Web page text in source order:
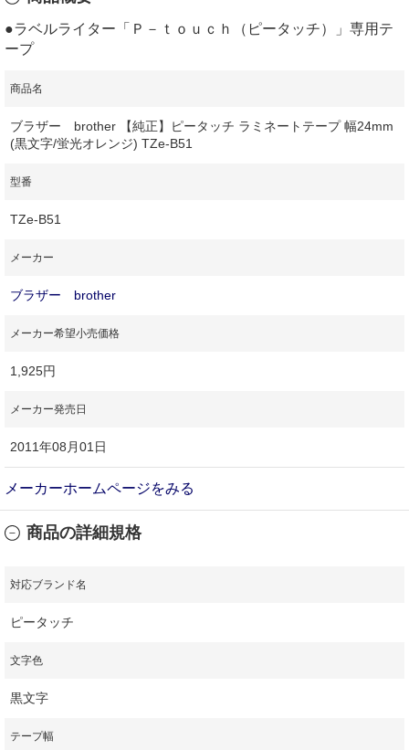
●ラベルライター「Ｐ－ｔｏｕｃｈ（ピータッチ）」専用テ
ープ
商品名
ブラザー brother 【純正】ピータッチ ラミネートテープ 幅24mm
(黒文字/蛍光オレンジ) TZe-B51
型番
TZe-B51
メーカー
ブラザー brother
メーカー希望小売価格
1,925円
メーカー発売日
2011年08月01日
メーカーホームページをみる
商品の詳細規格
対応ブランド名
ピータッチ
文字色
黒文字
テープ幅